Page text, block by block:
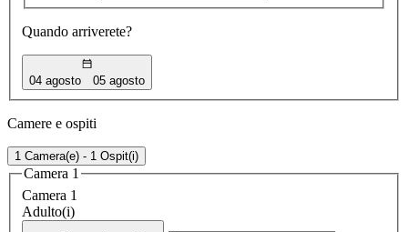
Quando arriverete?
04 agosto 05 agosto
Camere e ospiti
1 Camera(e) - 1 Ospit(i)
Camera 1
Camera 1
Adulto(i)